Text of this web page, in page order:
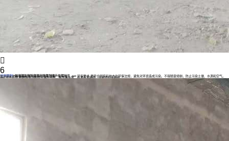

6
应用案例 玻璃钢生物除臭箱的除臭剂废弃处理标准
玻璃钢生物除臭箱除臭剂废弃处理需遵循一定标准： ### 环保要求 要符合国家和地方的环保法规，避免对环境造成污染。不得随意倾倒，防止污染土壤、水源和空气。
### 分类处理 根据除臭剂的成分进行分类。若含重金属、有毒有害物质，应按危险废物处